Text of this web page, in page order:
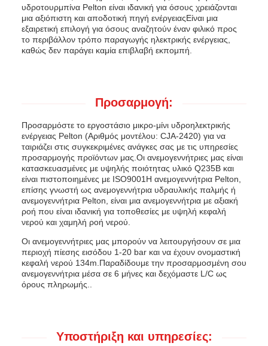
υδροτουρμπίνα Pelton είναι ιδανική για όσους χρειάζονται
μια αξιόπιστη και αποδοτική πηγή ενέργειαςΕίναι μια
εξαιρετική επιλογή για όσους αναζητούν έναν φιλικό προς
το περιβάλλον τρόπο παραγωγής ηλεκτρικής ενέργειας,
καθώς δεν παράγει καμία επιβλαβή εκπομπή.
Προσαρμογή:
Προσαρμόστε το εργοστάσιο μικρο-μίνι υδροηλεκτρικής
ενέργειας Pelton (Αριθμός μοντέλου: CJA-2420) για να
ταιριάζει στις συγκεκριμένες ανάγκες σας με τις υπηρεσίες
προσαρμογής προϊόντων μας.Οι ανεμογεννήτριες μας είναι
κατασκευασμένες με υψηλής ποιότητας υλικό Q235B και
είναι πιστοποιημένες με ISO9001Η ανεμογεννήτρια Pelton,
επίσης γνωστή ως ανεμογεννήτρια υδραυλικής παλμής ή
ανεμογεννήτρια Pelton, είναι μια ανεμογεννήτρια με αξιακή
ροή που είναι ιδανική για τοποθεσίες με υψηλή κεφαλή
νερού και χαμηλή ροή νερού.
Οι ανεμογεννήτριες μας μπορούν να λειτουργήσουν σε μια
περιοχή πίεσης εισόδου 1-20 bar και να έχουν ονομαστική
κεφαλή νερού 134m.Παραδίδουμε την προσαρμοσμένη σου
ανεμογεννήτρια μέσα σε 6 μήνες και δεχόμαστε L/C ως
όρους πληρωμής..
Υποστήριξη και υπηρεσίες: